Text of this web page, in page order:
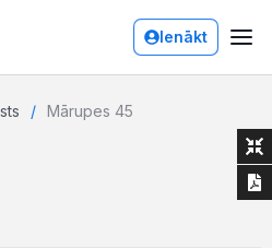
Ienākt
Mārupes 45